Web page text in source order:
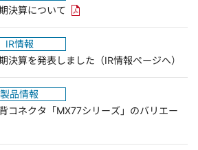
決算について PDFリンクを新しいウィンド
IR情報
決算を発表しました（IR情報ページへ）
製品情報
コネクタ「MX77シリーズ」のバリエー